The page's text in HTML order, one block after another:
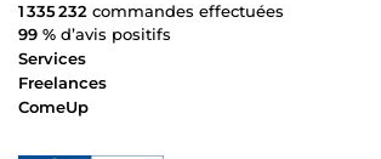
1 335 232 commandes effectuées
99 % d’avis positifs
Services
Freelances
ComeUp